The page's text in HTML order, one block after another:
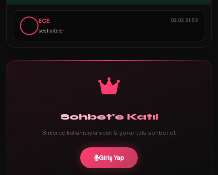
ECE
seslisiteler
02.02 21:53
Sohbet'e Katıl
Binlerce kullanıcıyla sesli & görüntülü sohbet et
Giriş Yap